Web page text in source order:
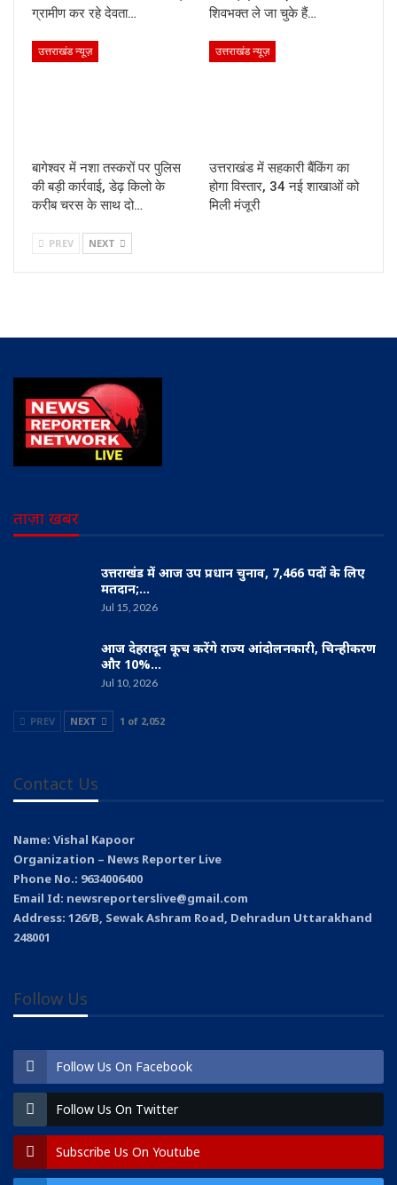
ग्रामीण कर रहे देवता…
शिवभक्त ले जा चुके हैं…
उत्तराखंड न्यूज़
बागेश्वर में नशा तस्करों पर पुलिस
की बड़ी कार्रवाई, डेढ़ किलो के
करीब चरस के साथ दो…
उत्तराखंड न्यूज़
उत्तराखंड में सहकारी बैंकिंग का
होगा विस्तार, 34 नई शाखाओं को
मिली मंजूरी
PREV NEXT
ताज़ा खबर
उत्तराखंड में आज उप प्रधान चुनाव, 7,466 पदों के लिए
मतदान;…
Jul 15, 2026
आज देहरादून कूच करेंगे राज्य आंदोलनकारी, चिन्हीकरण
और 10%…
Jul 10, 2026
PREV NEXT 1 of 2,052
Contact Us
Name: Vishal Kapoor
Organization – News Reporter Live
Phone No.: 9634006400
Email Id: newsreporterslive@gmail.com
Address: 126/B, Sewak Ashram Road, Dehradun Uttarakhand
248001
Follow Us
Follow Us On Facebook
Follow Us On Twitter
Subscribe Us On Youtube